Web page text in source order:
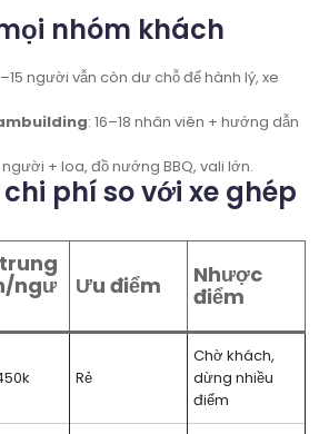
nhóm khách
người vẫn còn dư chỗ để hành lý, xe
: 16–18 nhân viên + hướng dẫn
người + loa, đồ nướng BBQ, vali lớn.
chi phí so với xe ghép
ngư
Ưu điểm
Nhược
điểm
Rẻ
Chờ khách,
dừng nhiều
điểm